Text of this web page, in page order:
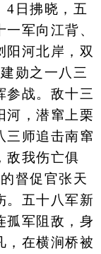
4日拂晓，五
军向江背、
阳河北岸，双
勋之一八三
参战。敌十三
河，潜窜上栗
三师追击南窜
敌我伤亡俱
督促官张天
。五十八军新
孤军阻敌，身
，在横涧桥被